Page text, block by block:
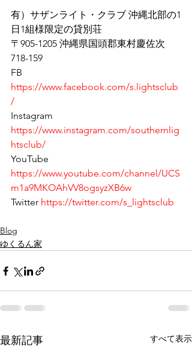
有）サザンライト・クラブ 沖縄北部の1
日1組様限定の貸別荘
〒905-1205 沖縄県国頭郡東村慶佐次
718-159
FB
https://www.facebook.com/s.lightsclub
/
Instagram
https://www.instagram.com/southernlig
htsclub/
YouTube
https://www.youtube.com/channel/UCS
m1a9MKOAhVV8ogsyzXB6w
Twitter https://twitter.com/s_lightsclub
Blog
ゆくるん家
最新記事 すべて表示